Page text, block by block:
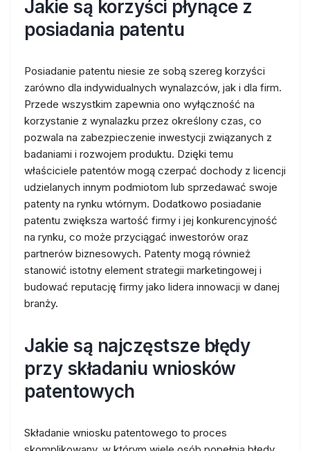
Jakie są korzyści płynące z
posiadania patentu
Posiadanie patentu niesie ze sobą szereg korzyści
zarówno dla indywidualnych wynalazców, jak i dla firm.
Przede wszystkim zapewnia ono wyłączność na
korzystanie z wynalazku przez określony czas, co
pozwala na zabezpieczenie inwestycji związanych z
badaniami i rozwojem produktu. Dzięki temu
właściciele patentów mogą czerpać dochody z licencji
udzielanych innym podmiotom lub sprzedawać swoje
patenty na rynku wtórnym. Dodatkowo posiadanie
patentu zwiększa wartość firmy i jej konkurencyjność
na rynku, co może przyciągać inwestorów oraz
partnerów biznesowych. Patenty mogą również
stanowić istotny element strategii marketingowej i
budować reputację firmy jako lidera innowacji w danej
branży.
Jakie są najczęstsze błędy
przy składaniu wniosków
patentowych
Składanie wniosku patentowego to proces